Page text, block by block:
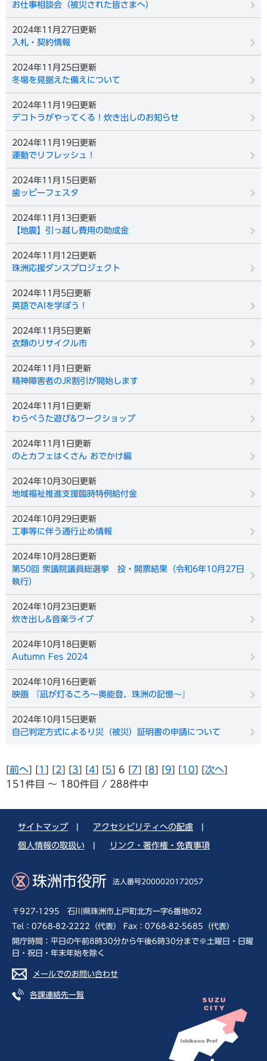
お仕事相談会（被災された皆さまへ）
2024年11月27日更新
入札・契約情報
2024年11月25日更新
冬場を見据えた備えについて
2024年11月19日更新
デコトラがやってくる！炊き出しのお知らせ
2024年11月19日更新
運動でリフレッシュ！
2024年11月15日更新
歯ッピーフェスタ
2024年11月13日更新
【地震】引っ越し費用の助成金
2024年11月12日更新
珠洲応援ダンスプロジェクト
2024年11月5日更新
英語でAIを学ぼう！
2024年11月5日更新
衣類のリサイクル市
2024年11月1日更新
精神障害者のJR割引が開始します
2024年11月1日更新
わらべうた遊び&ワークショップ
2024年11月1日更新
のとカフェはくさん おでかけ編
2024年10月30日更新
地域福祉推進支援臨時特例給付金
2024年10月29日更新
工事等に伴う通行止め情報
2024年10月28日更新
第50回 衆議院議員総選挙 投・開票結果（令和6年10月27日
執行）
2024年10月23日更新
炊き出し&音楽ライブ
2024年10月18日更新
Autumn Fes 2024
2024年10月16日更新
映画 『凪が灯るころ～奥能登、珠洲の記憶～』
2024年10月15日更新
自己判定方式によるり災（被災）証明書の申請について
[前へ] [1 ] [2] [3] [4] [5] 6 [7] [8] [9] [10] [次へ]
151件目 ～ 180件目 / 288件中
サイトマップ アクセシビリティへの配慮
個人情報の取扱い リンク・著作権・免責事項
珠洲市役所 法人番号2000020172057
〒927-1295 石川県珠洲市上戸町北方一字6番地の2
Tel：0768-82-2222（代表） Fax：0768-82-5685（代表）
開庁時間：平日の午前8時30分から午後6時30分まで※土曜日・日曜
日・祝日・年末年始を除く
メールでのお問い合わせ
各課連絡先一覧